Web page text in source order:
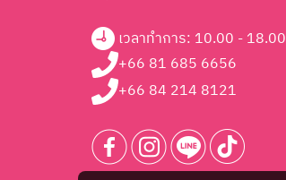
เวลาทำการ: 10.00 -
+66 81 685 6656
+66 84 214 8121